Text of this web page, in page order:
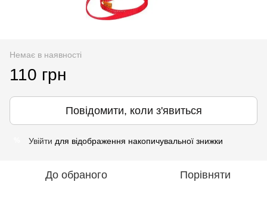
Немає в наявності
110 грн
Повідомити, коли з'явиться
Увійти для відображення накопичувальної знижки
До обраного Порівняти